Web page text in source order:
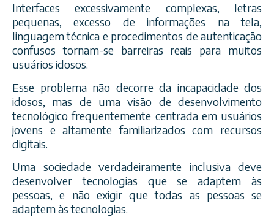
Interfaces excessivamente complexas, letras
pequenas, excesso de informações na tela,
linguagem técnica e procedimentos de autenticação
confusos tornam-se barreiras reais para muitos
usuários idosos.
Esse problema não decorre da incapacidade dos
idosos, mas de uma visão de desenvolvimento
tecnológico frequentemente centrada em usuários
jovens e altamente familiarizados com recursos
digitais.
Uma sociedade verdadeiramente inclusiva deve
desenvolver tecnologias que se adaptem às
pessoas, e não exigir que todas as pessoas se
adaptem às tecnologias.